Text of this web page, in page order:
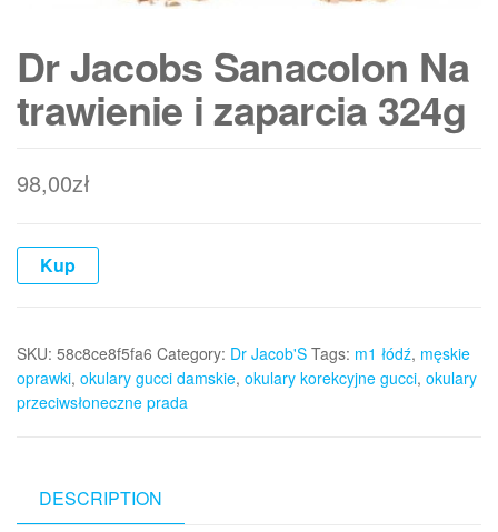
Dr Jacobs Sanacolon Na
trawienie i zaparcia 324g
98,00zł
Kup
SKU: 58c8ce8f5fa6 Category: Dr Jacob'S Tags: m1 łódź, męskie
oprawki, okulary gucci damskie, okulary korekcyjne gucci, okulary
przeciwsłoneczne prada
DESCRIPTION